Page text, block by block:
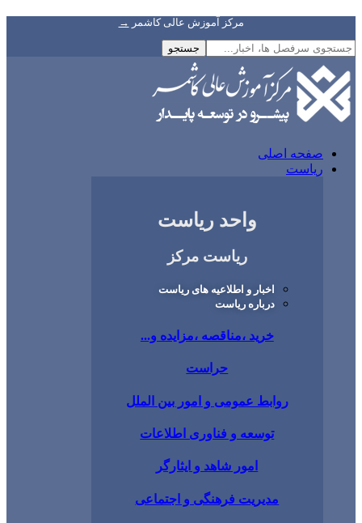
مرکز آموزش عالی کاشمر →
واحد ریاست
ریاست مرکز
اخبار و اطلاعیه های ریاست
خرید ،مناقصه ،مزایده و...
روابط عمومی و امور بین الملل
توسعه و فناوری اطلاعات
امور شاهد و ایثارگر
مدیریت فرهنگی و اجتماعی